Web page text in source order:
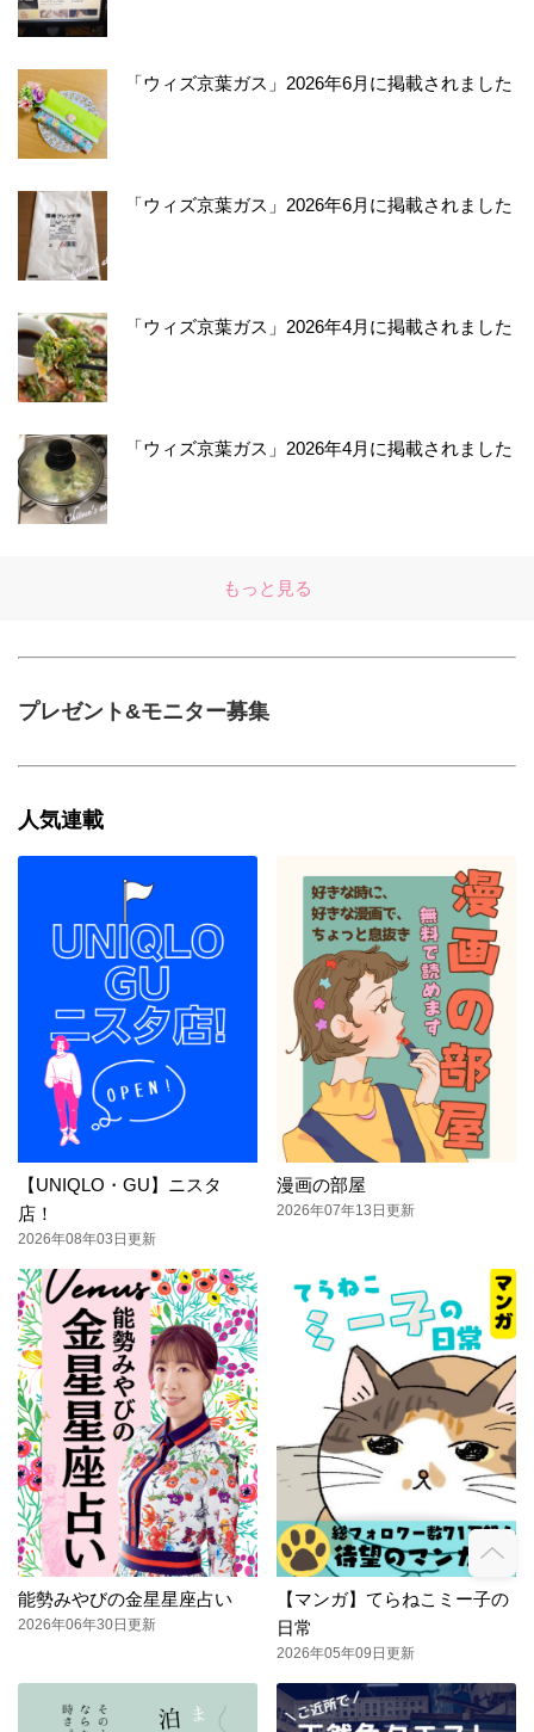
「ウィズ京葉ガス」2026年6月に掲載されました
「ウィズ京葉ガス」2026年6月に掲載されました
「ウィズ京葉ガス」2026年4月に掲載されました
「ウィズ京葉ガス」2026年4月に掲載されました
もっと見る
プレゼント&モニター募集
人気連載
【UNIQLO・GU】ニスタ
店！
2026年08年03日更新
漫画の部屋
2026年07年13日更新
能勢みやびの金星星座占い
2026年06年30日更新
【マンガ】てらねこミー子の
日常
2026年05年09日更新